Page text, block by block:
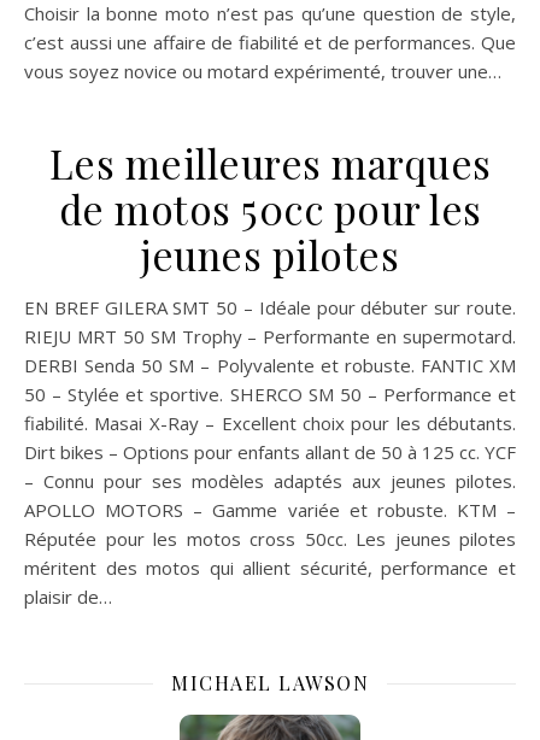
Choisir la bonne moto n’est pas qu’une question de style,
c’est aussi une affaire de fiabilité et de performances. Que
vous soyez novice ou motard expérimenté, trouver une…
Les meilleures marques
de motos 50cc pour les
jeunes pilotes
EN BREF GILERA SMT 50 – Idéale pour débuter sur route.
RIEJU MRT 50 SM Trophy – Performante en supermotard.
DERBI Senda 50 SM – Polyvalente et robuste. FANTIC XM
50 – Stylée et sportive. SHERCO SM 50 – Performance et
fiabilité. Masai X-Ray – Excellent choix pour les débutants.
Dirt bikes – Options pour enfants allant de 50 à 125 cc. YCF
– Connu pour ses modèles adaptés aux jeunes pilotes.
APOLLO MOTORS – Gamme variée et robuste. KTM –
Réputée pour les motos cross 50cc. Les jeunes pilotes
méritent des motos qui allient sécurité, performance et
plaisir de…
MICHAEL LAWSON